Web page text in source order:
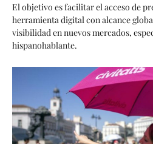
El objetivo es facilitar el acceso de
herramienta digital con alcance
visibilidad en nuevos mercados,
hispanohablante.